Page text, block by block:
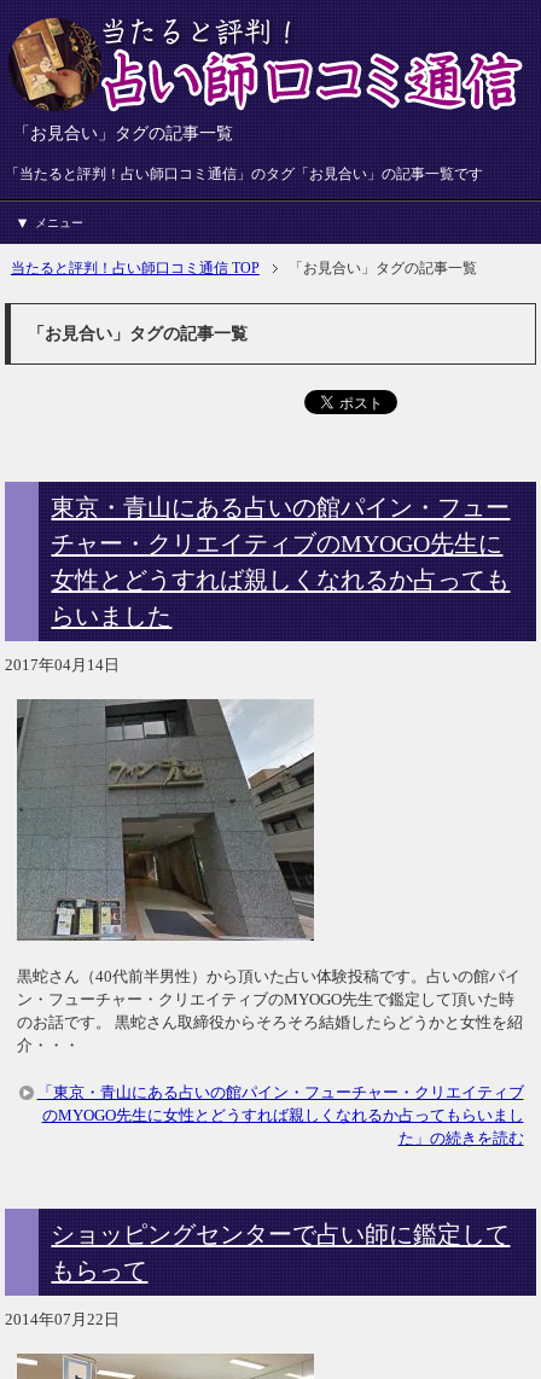
「お見合い」タグの記事一覧
「当たると評判！占い師口コミ通信」のタグ「お見合い」の記事一覧です
メニュー
当たると評判！占い師口コミ通信 TOP 「お見合い」タグの記事一覧
「お見合い」タグの記事一覧
東京・青山にある占いの館パイン・フュー
チャー・クリエイティブのMYOGO先生に
女性とどうすれば親しくなれるか占っても
らいました
2017年04月14日
黒蛇さん（40代前半男性）から頂いた占い体験投稿です。占いの館パイ
ン・フューチャー・クリエイティブのMYOGO先生で鑑定して頂いた時
のお話です。 黒蛇さん取締役からそろそろ結婚したらどうかと女性を紹
介・・・
「東京・青山にある占いの館パイン・フューチャー・クリエイティブ
のMYOGO先生に女性とどうすれば親しくなれるか占ってもらいまし
た」の続きを読む
ショッピングセンターで占い師に鑑定して
もらって
2014年07月22日